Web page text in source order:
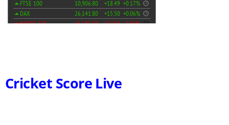
Cricket Score Live